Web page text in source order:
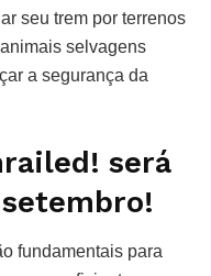
seu trem por terrenos
selvagens
a segurança da
será
fundamentais para